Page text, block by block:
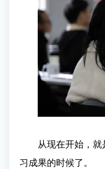
从现在开始，
习成果的时候了。